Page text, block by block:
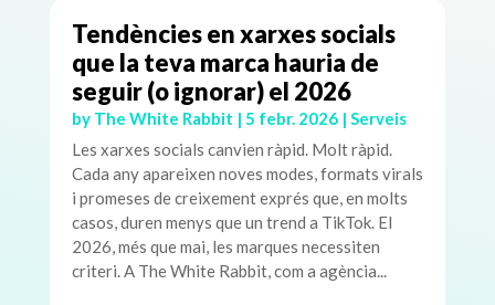
Tendències en xarxes socials
que la teva marca hauria de
seguir (o ignorar) el 2026
by The White Rabbit | 5 febr. 2026| Serveis
Les xarxes socials canvien ràpid. Molt ràpid.
Cada any apareixen noves modes, formats virals
i promeses de creixement exprés que, en molts
casos, duren menys que un trend a TikTok. El
2026, més que mai, les marques necessiten
criteri. A The White Rabbit, com a agència...